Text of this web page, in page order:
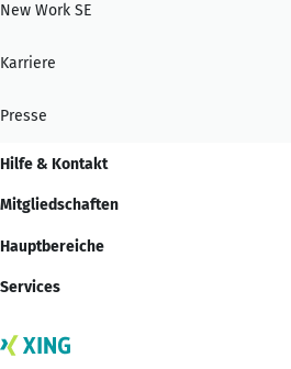
New Work SE
Karriere
Presse
Hilfe & Kontakt
Mitgliedschaften
Hauptbereiche
Services